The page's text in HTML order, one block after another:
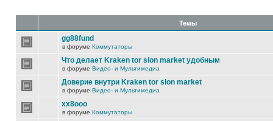
Темы
gg88fund
в форуме Коммутаторы
Что делает Kraken tor slon market удобным
в форуме Видео- и Мультимедиа
Доверие внутри Kraken tor slon market
в форуме Видео- и Мультимедиа
xx8ooo
в форуме Коммутаторы